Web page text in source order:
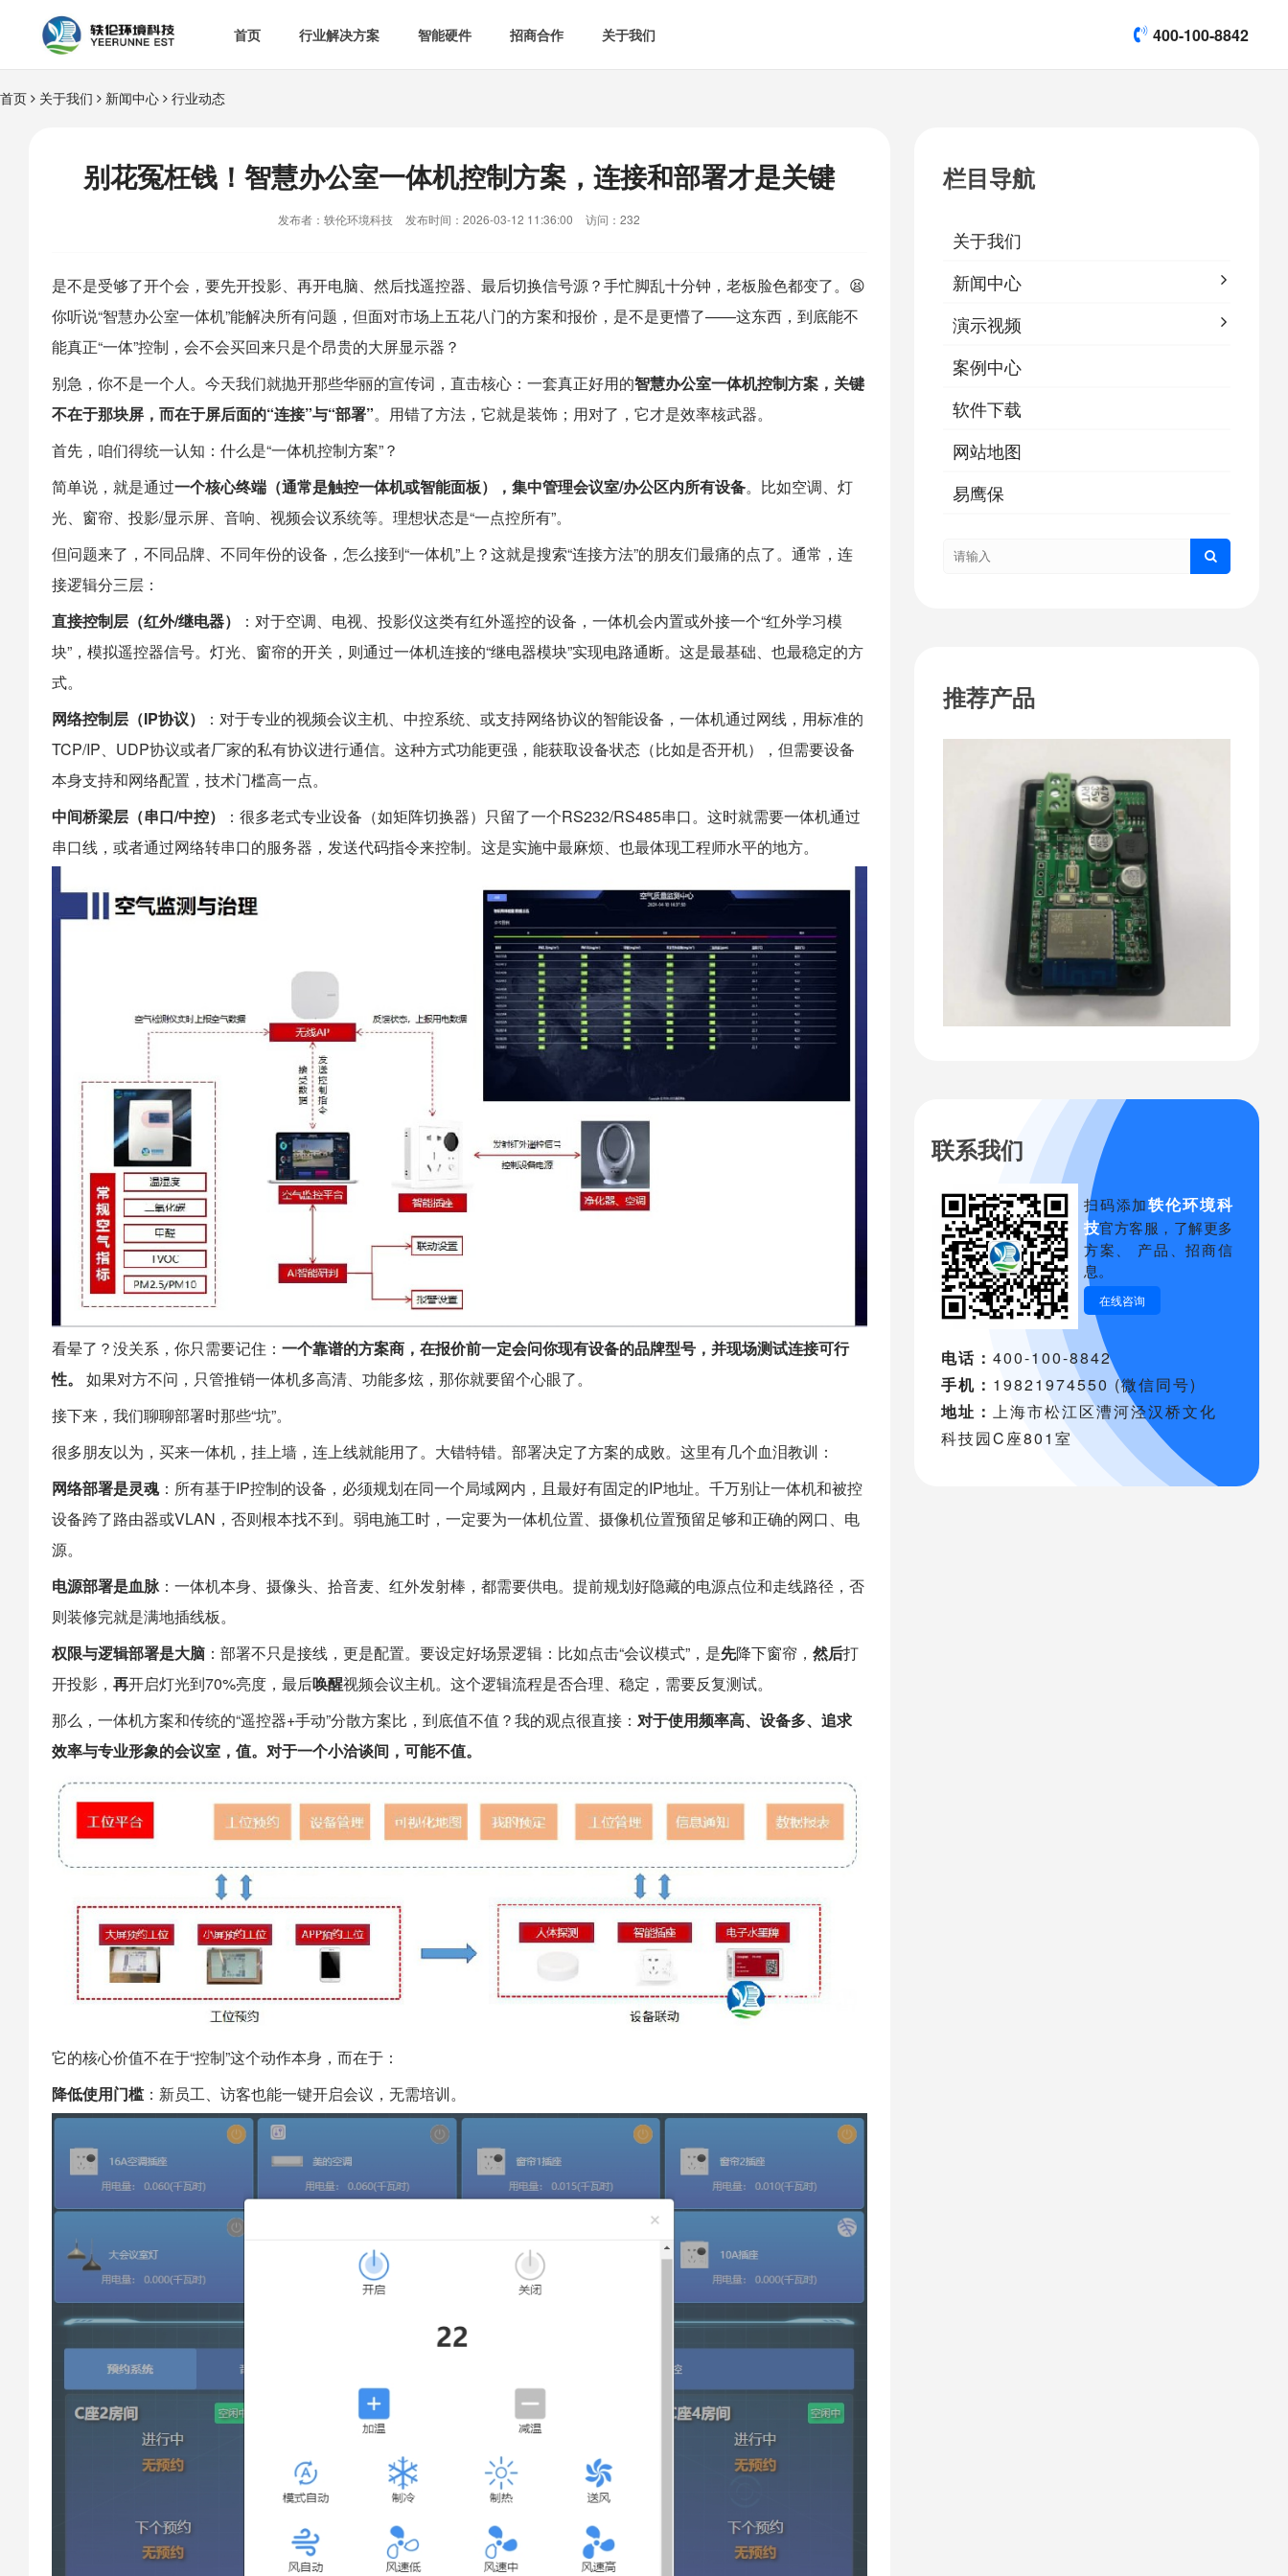
首页 行业解决方案
& 智慧食安  空气监测方案  智慧用电方案
热门解决方案  智慧场景建设
智能硬件

 多媒体&信息化
[list:subtitle] [list:subtitle]
招商合作 关于我们
 案例中心
400-100-8842
首页 关于我们 新闻中心 行业动态
别花冤枉钱！智慧办公室一体机控制方案，连接和部署才是关键
发布者：轶伦环境科技 发布时间：2026-03-12 11:36:00 访问：232
是不是受够了开个会，要先开投影、再开电脑、然后找遥控器、最后切换信号源？手忙脚乱十分钟，老板脸色都变了。😫
你听说“智慧办公室一体机”能解决所有问题，但面对市场上五花八门的方案和报价，是不是更懵了——这东西，到底能不
能真正“一体”控制，会不会买回来只是个昂贵的大屏显示器？
别急，你不是一个人。今天我们就抛开那些华丽的宣传词，直击核心：一套真正好用的智慧办公室一体机控制方案，关键
不在于那块屏，而在于屏后面的“连接”与“部署”。用错了方法，它就是装饰；用对了，它才是效率核武器。
首先，咱们得统一认知：什么是“一体机控制方案”？
简单说，就是通过一个核心终端（通常是触控一体机或智能面板），集中管理会议室/办公区内所有设备。比如空调、灯
光、窗帘、投影/显示屏、音响、视频会议系统等。理想状态是“一点控所有”。
但问题来了，不同品牌、不同年份的设备，怎么接到“一体机”上？这就是搜索“连接方法”的朋友们最痛的点了。通常，连
接逻辑分三层：
直接控制层（红外/继电器）
：对于空调、电视、投影仪这类有红外遥控的设备，一体机会内置或外接一个“红外学习模
块”，模拟遥控器信号。灯光、窗帘的开关，则通过一体机连接的“继电器模块”实现电路通断。这是最基础、也最稳定的方
式。
网络控制层（IP协议）
：对于专业的视频会议主机、中控系统、或支持网络协议的智能设备，一体机通过网线，用标准的
TCP/IP、UDP协议或者厂家的私有协议进行通信。这种方式功能更强，能获取设备状态（比如是否开机），但需要设备
本身支持和网络配置，技术门槛高一点。
中间桥梁层（串口/中控）
：很多老式专业设备（如矩阵切换器）只留了一个RS232/RS485串口。这时就需要一体机通过
串口线，或者通过网络转串口的服务器，发送代码指令来控制。这是实施中最麻烦、也最体现工程师水平的地方。
看晕了？没关系，你只需要记住： 一个靠谱的方案商，在报价前一定会问你现有设备的品牌型号，并现场测试连接可行
性。
​ 如果对方不问，只管推销一体机多高清、功能多炫，那你就要留个心眼了。
接下来，我们聊聊部署时那些“坑”。
很多朋友以为，买来一体机，挂上墙，连上线就能用了。大错特错。部署决定了方案的成败。这里有几个血泪教训：
网络部署是灵魂：所有基于IP控制的设备，必须规划在同一个局域网内，且最好有固定的IP地址。千万别让一体机和被控
设备跨了路由器或VLAN，否则根本找不到。弱电施工时，一定要为一体机位置、摄像机位置预留足够和正确的网口、电
源。
电源部署是血脉：一体机本身、摄像头、拾音麦、红外发射棒，都需要供电。提前规划好隐藏的电源点位和走线路径，否
则装修完就是满地插线板。
权限与逻辑部署是大脑 ：部署不只是接线，更是配置。要设定好场景逻辑：比如点击“会议模式”，是先降下窗帘， 然后打
开投影， 再开启灯光到70%亮度，最后唤醒视频会议主机。这个逻辑流程是否合理、稳定，需要反复测试。
那么，一体机方案和传统的“遥控器+手动”分散方案比，到底值不值？我的观点很直接： 对于使用频率高、设备多、追求
效率与专业形象的会议室，值。对于一个小洽谈间，可能不值。
它的核心价值不在于“控制”这个动作本身，而在于：
降低使用门槛：新员工、访客也能一键开启会议，无需培训。
栏目导航
关于我们
新闻中心
演示视频
案例中心
软件下载
网站地图
易鹰保
推荐产品
联系我们
扫码添加轶伦环境科
技官方客服，了解更多
方案、 产品、招商信
息。
在线咨询
电话：400-100-8842
手机： 19821974550 (微信同号)
地址：上海市松江区漕河泾汉桥文化
科技园C座801室